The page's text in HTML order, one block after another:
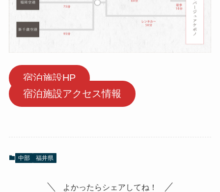
宿泊施設HP
宿泊施設アクセス情報
中部 福井県
よかったらシェアしてね！